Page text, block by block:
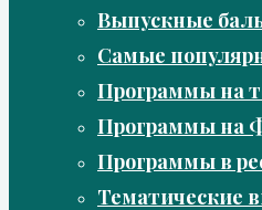
Выпускные
Самые
Программы на
Программы на
Программы в
Тематические